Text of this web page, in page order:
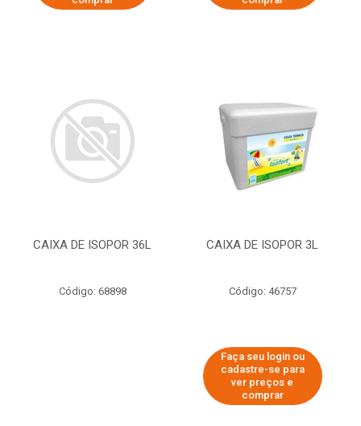
CAIXA DE ISOPOR 36L
Código: 68898
CAIXA DE ISOPOR 3L
Código: 46757
Faça seu login ou
cadastre-se para
ver preços e
comprar